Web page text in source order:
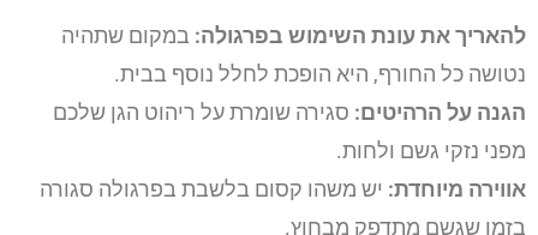
להאריך את עונת השימוש בפרגולה: במקום שתהיה
נטושה כל החורף, היא הופכת לחלל נוסף בבית.
הגנה על הרהיטים: סגירה שומרת על ריהוט הגן שלכם
מפני נזקי גשם ולחות.
אווירה מיוחדת: יש משהו קסום בלשבת בפרגולה סגורה
בזמן שגשם מתדפק מבחוץ.